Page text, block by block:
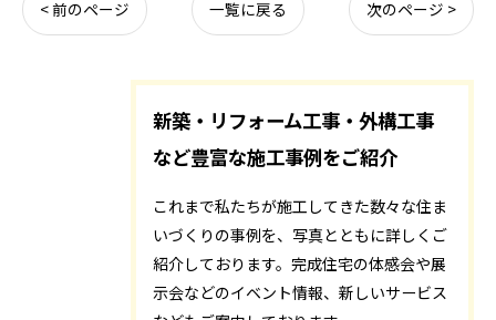
< 前のページ 一覧に戻る 次のページ >
新築・リフォーム工事・外構工事
など豊富な施工事例をご紹介
これまで私たちが施工してきた数々な住ま
いづくりの事例を、写真とともに詳しくご
紹介しております。完成住宅の体感会や展
示会などのイベント情報、新しいサービス